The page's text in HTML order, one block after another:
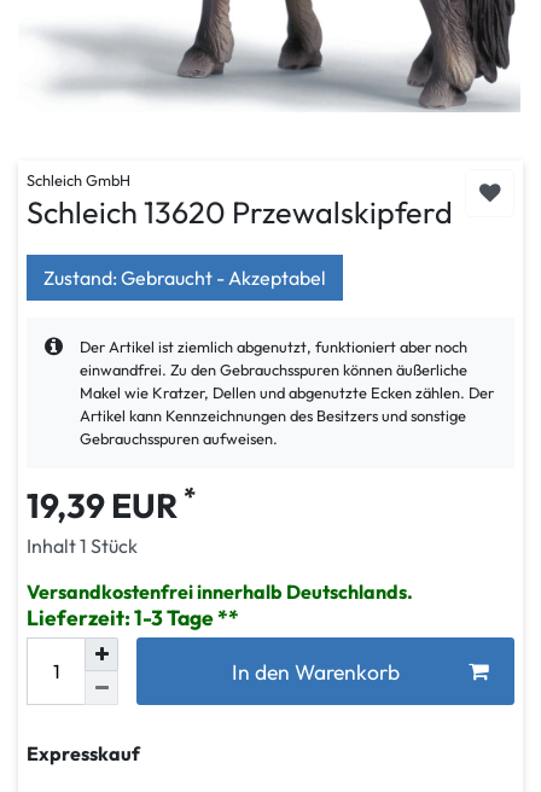
Schleich GmbH
Schleich 13620 Przewalskipferd
Zustand: Gebraucht - Akzeptabel
Der Artikel ist ziemlich abgenutzt, funktioniert aber noch
einwandfrei. Zu den Gebrauchsspuren können äußerliche
Makel wie Kratzer, Dellen und abgenutzte Ecken zählen. Der
Artikel kann Kennzeichnungen des Besitzers und sonstige
Gebrauchsspuren aufweisen.
19,39 EUR *
Inhalt1 Stück
Versandkostenfrei innerhalb Deutschlands.
Lieferzeit: 1-3 Tage
In den Warenkorb
Expresskauf